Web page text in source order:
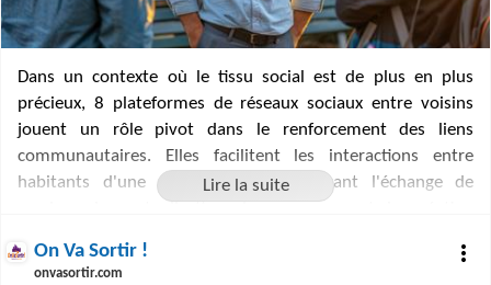
Dans un contexte où le tissu social est de plus en plus
précieux, 8 plateformes de réseaux sociaux entre voisins
jouent un rôle pivot dans le renforcement des liens
communautaires. Elles facilitent les interactions entre
habitants d'une même zone, permettant l'échange de
la notion de voisinage, en offrant des espaces dédiés à la
On Va Sortir !
onvasortir.com